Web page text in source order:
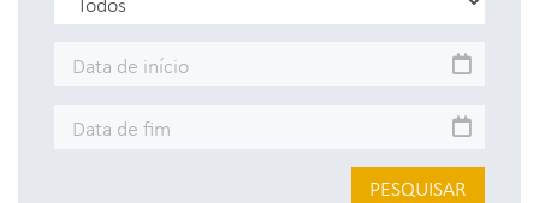
PESQUISAR